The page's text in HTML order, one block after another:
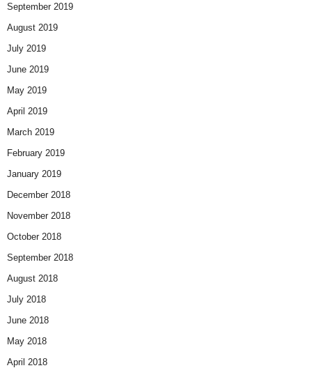
September 2019
August 2019
July 2019
June 2019
May 2019
April 2019
March 2019
February 2019
January 2019
December 2018
November 2018
October 2018
September 2018
August 2018
July 2018
June 2018
May 2018
April 2018